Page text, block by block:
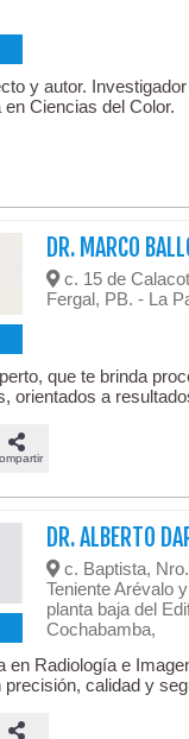
y autor.
Ciencias del Color.
DR. MARCO
c. 15 de
Fergal, PB. - La
que te brinda
orientados a
DR. ALBERTO
c. Baptista,
Teniente Arévalo
planta baja del
Cochabamba,
en Radiología e
calidad y